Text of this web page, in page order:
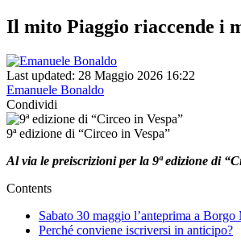
Il mito Piaggio riaccende i
Last updated: 28 Maggio 2026 16:22
Emanuele Bonaldo
Condividi
9ª edizione di “Circeo in Vespa”
Al via le preiscrizioni per la 9ª edizione di
Contents
Sabato 30 maggio l’anteprima a Borgo
Perché conviene iscriversi in anticipo?